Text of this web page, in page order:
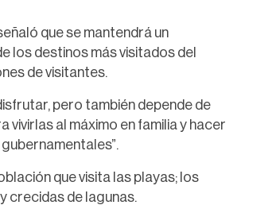
que se mantendrá un
los destinos más visitados del
de visitantes.
pero también depende de
al máximo en familia y hacer
que visita las playas; los
crecidas de lagunas.